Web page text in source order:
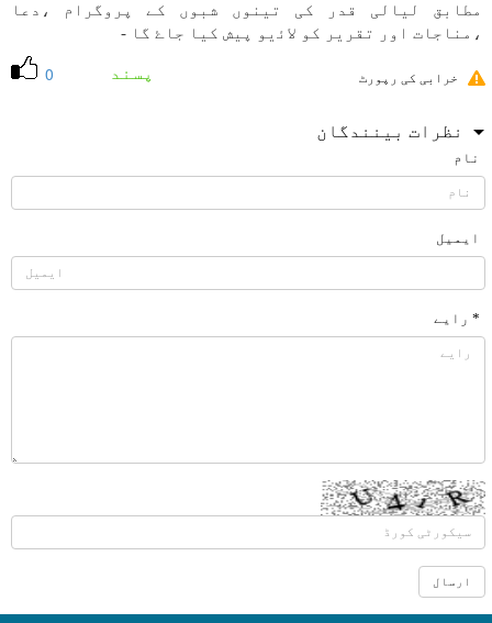
مطابق ليالی قدر كی تينوں شبوں كے پروگرام ،دعا
،مناجات اور تقرير كو لاﺋيو پيش كيا جاۓ گا -
0 پسند خرابی کی رپورٹ
نظرات بینندگان
نام
ایمیل
* رایے